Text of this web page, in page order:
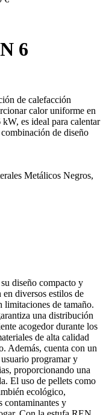
6
de calefacción
calor uniforme en
es ideal para calentar
de diseño
Metálicos Negros,
diseño compacto y
diversos estilos de
limitaciones de tamaño.
una distribución
acogedor durante los
de alta calidad
Además, cuenta con un
programar y
proporcionando una
El uso de pellets como
ecológico,
contaminantes y